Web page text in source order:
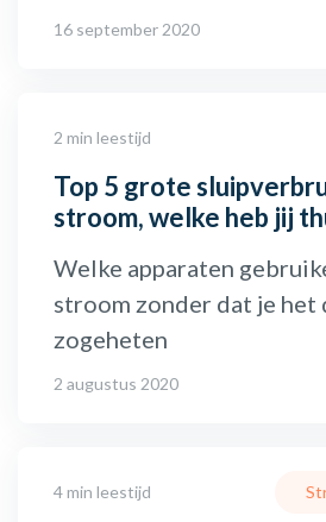
16 september 2020
2 min leestijd
Top 5 grote
stroom, welke heb jij
Welke apparaten
stroom zonder dat je het
zogeheten
2 augustus 2020
4 min leestijd